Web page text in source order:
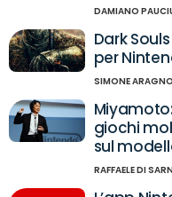
DAMIANO
Dark
per
SIMONE ARAGNO
giochi
sul
RAFFAELE DI